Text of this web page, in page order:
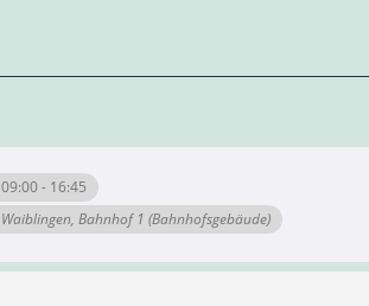
09:00 - 16:45
Waiblingen, Bahnhof 1 (Bahnhofsgebäude)